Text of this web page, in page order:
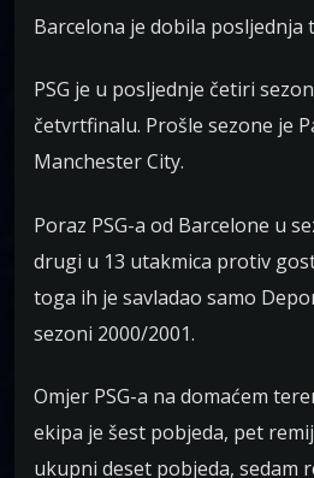
Barcelona je dobila posljednja
PSG je u posljednje četiri
četvrtfinalu. Prošle sezone je
Manchester City.
Poraz PSG-a od Barcelone u
drugi u 13 utakmica protiv
toga ih je savladao samo
sezoni 2000/2001.
Omjer PSG-a na domaćem
ekipa je šest pobjeda, pet
ukupni deset pobjeda, sedam